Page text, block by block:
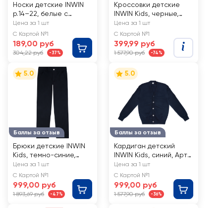
Носки детские INWIN
р.14–22, белые с
надписью, Арт. СП1624,
3пары
Цена за 1 шт
С Картой №1
189,00 руб
304,22 руб -37%
Кроссовки детские
INWIN Kids, черные,
Арт. LLCL-TM202201
Цена за 1 шт
С Картой №1
399,99 руб
1 577,90 руб -74%
Баллы за отзыв
5.0
Брюки детские INWIN
Kids, темно-синие,
Арт. BNRB-1
Цена за 1 шт
С Картой №1
999,00 руб
1 893,69 руб -47%
Баллы за отзыв
5.0
Кардиган детский
INWIN Kids, синий, Арт.
J5
Цена за 1 шт
С Картой №1
999,00 руб
1 577,90 руб -36%